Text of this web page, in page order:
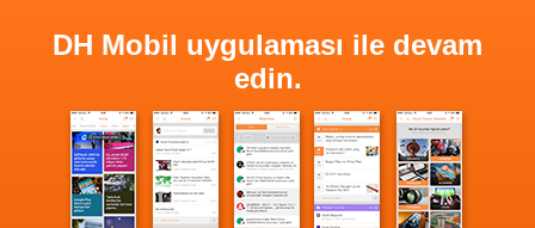
DH Mobil uygulaması ile devam
edin.